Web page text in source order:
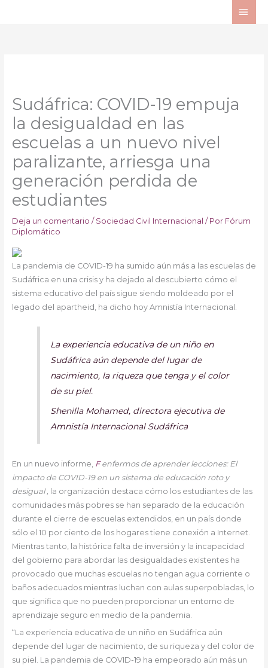
Sudáfrica: COVID-19 empuja
la desigualdad en las
escuelas a un nuevo nivel
paralizante, arriesga una
generación perdida de
estudiantes
Deja un comentario / Sociedad Civil Internacional / Por Fórum
Diplomático
La pandemia de COVID-19 ha sumido aún más a las escuelas de
Sudáfrica en una crisis y ha dejado al descubierto cómo el
sistema educativo del país sigue siendo moldeado por el
legado del apartheid, ha dicho hoy Amnistía Internacional.
La experiencia educativa de un niño en
Sudáfrica aún depende del lugar de
nacimiento, la riqueza que tenga y el color
de su piel.
Shenilla Mohamed, directora ejecutiva de
Amnistía Internacional Sudáfrica
En un nuevo informe, F enfermos de aprender lecciones: El
impacto de COVID-19 en un sistema de educación roto y
desigual , la organización destaca cómo los estudiantes de las
comunidades más pobres se han separado de la educación
durante el cierre de escuelas extendidos, en un país donde
sólo el 10 por ciento de los hogares tiene conexión a Internet.
Mientras tanto, la histórica falta de inversión y la incapacidad
del gobierno para abordar las desigualdades existentes ha
provocado que muchas escuelas no tengan agua corriente o
baños adecuados mientras luchan con aulas superpobladas, lo
que significa que no pueden proporcionar un entorno de
aprendizaje seguro en medio de la pandemia.
“La experiencia educativa de un niño en Sudáfrica aún
depende del lugar de nacimiento, de su riqueza y del color de
su piel. La pandemia de COVID-19 ha empeorado aún más un